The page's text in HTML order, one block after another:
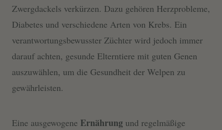
Zwergdackels verkürzen. Dazu gehören Herzprobleme,
Diabetes und verschiedene Arten von Krebs. Ein
verantwortungsbewusster Züchter wird jedoch immer
darauf achten, gesunde Elterntiere mit guten Genen
auszuwählen, um die Gesundheit der Welpen zu
gewährleisten.
Eine ausgewogene Ernährung und regelmäßige